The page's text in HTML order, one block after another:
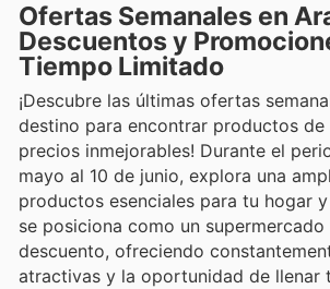
Ofertas Semanales en
Descuentos y
Tiempo Limitado
¡Descubre las últimas ofertas
destino para encontrar productos de
precios inmejorables! Durante el
mayo al 10 de junio, explora una
productos esenciales para tu hogar
se posiciona como un
descuento, ofreciendo
atractivas y la oportunidad de llenar